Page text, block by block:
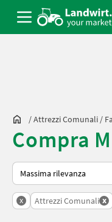
/Attrezzi Comunali /
Compra
Ecco come viene
x Attrezzi Comunali x